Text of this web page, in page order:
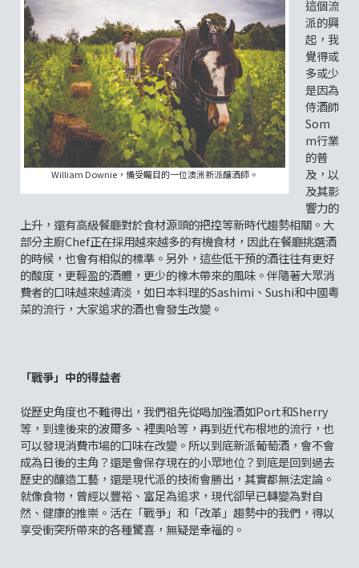
William Downie，備受矚目的一位澳洲新派釀酒師。
這個流
派的興
起，我
覺得或
多或少
是因為
侍酒師
Som
m行業
的普
及，以
及其影
響力的
上升，還有高級餐廳對於食材源頭的把控等新時代趨勢相關。大
部分主廚Chef正在採用越來越多的有機食材，因此在餐廳挑選酒
的時候，也會有相似的標準。另外，這些低干預的酒往往有更好
的酸度，更輕盈的酒體，更少的橡木帶來的風味。伴隨著大眾消
費者的口味越來越清淡，如日本料理的Sashimi、Sushi和中國粵
菜的流行，大家追求的酒也會發生改變。
「戰爭」中的得益者
從歷史角度也不難得出，我們祖先從喝加強酒如Port和Sherry
等，到達後來的波爾多、裡奧哈等，再到近代布根地的流行，也
可以發現消費市場的口味在改變。所以到底新派葡萄酒，會不會
成為日後的主角？還是會保存現在的小眾地位？到底是回到過去
歷史的釀造工藝，還是現代派的技術會勝出，其實都無法定論。
就像食物，曾經以豐裕、富足為追求，現代卻早已轉變為對自
然、健康的推崇。活在「戰爭」和「改革」趨勢中的我們，得以
享受衝突所帶來的各種驚喜，無疑是幸福的。